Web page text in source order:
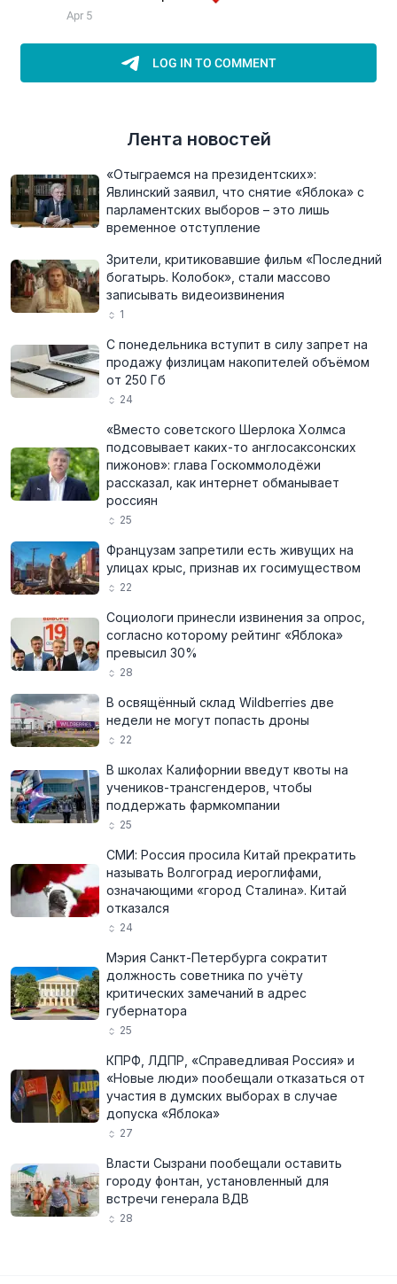
Лента новостей
«Отыграемся на президентских»:
Явлинский заявил, что снятие «Яблока» с
парламентских выборов – это лишь
временное отступление
Зрители, критиковавшие фильм «Последний
богатырь. Колобок», стали массово
записывать видеоизвинения
1
С понедельника вступит в силу запрет на
продажу физлицам накопителей объёмом
от 250 Гб
24
«Вместо советского Шерлока Холмса
подсовывает каких-то англосаксонских
пижонов»: глава Госкоммолодёжи
рассказал, как интернет обманывает
россиян
25
Французам запретили есть живущих на
улицах крыс, признав их госимуществом
22
Социологи принесли извинения за опрос,
согласно которому рейтинг «Яблока»
превысил 30%
28
В освящённый склад Wildberries две
недели не могут попасть дроны
22
В школах Калифорнии введут квоты на
учеников-трансгендеров, чтобы
поддержать фармкомпании
25
СМИ: Россия просила Китай прекратить
называть Волгоград иероглифами,
означающими «город Сталина». Китай
отказался
24
Мэрия Санкт-Петербурга сократит
должность советника по учёту
критических замечаний в адрес
губернатора
25
КПРФ, ЛДПР, «Справедливая Россия» и
«Новые люди» пообещали отказаться от
участия в думских выборах в случае
допуска «Яблока»
27
Власти Сызрани пообещали оставить
городу фонтан, установленный для
встречи генерала ВДВ
28